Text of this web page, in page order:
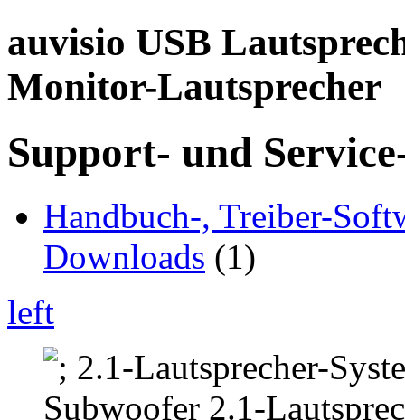
auvisio USB
Monitor-Lautsprecher
Support- und
Handbuch-, Treiber-
Downloads (1)
left